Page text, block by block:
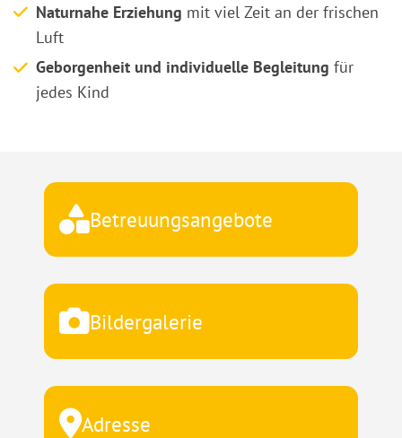
Naturnahe Erziehung mit viel Zeit an der frischen
Luft
Geborgenheit und individuelle Begleitung für
jedes Kind
Betreuungsangebote
Bildergalerie
Adresse